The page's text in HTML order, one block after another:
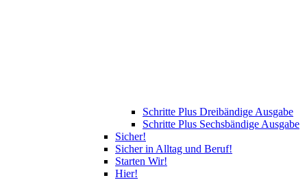
Schritte Plus Dreibändige Ausgabe
Schritte Plus Sechsbändige Ausgabe
Sicher!
Sicher in Alltag und Beruf!
Starten Wir!
Hier!